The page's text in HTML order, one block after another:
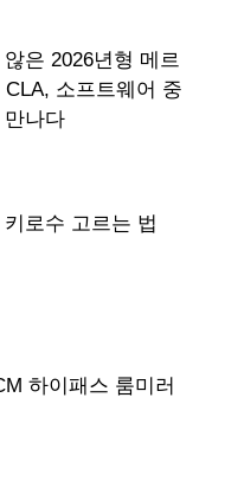
은 2026년형 메르
소프트웨어 중
나다
로수 고르는 법
하이패스 룸미러